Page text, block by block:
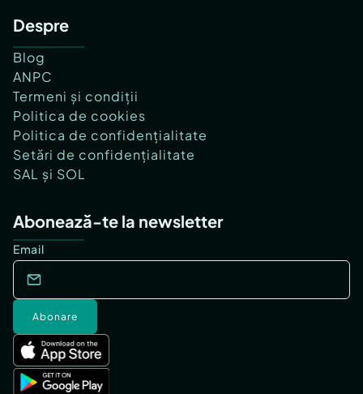
Despre
Blog
ANPC
Termeni și condiții
Politica de cookies
Politica de confidențialitate
Setări de confidențialitate
SAL și SOL
Abonează-te la newsletter
Email
Abonare